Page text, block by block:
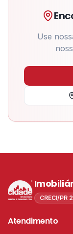
Use
CRECI/PR
Atendimento